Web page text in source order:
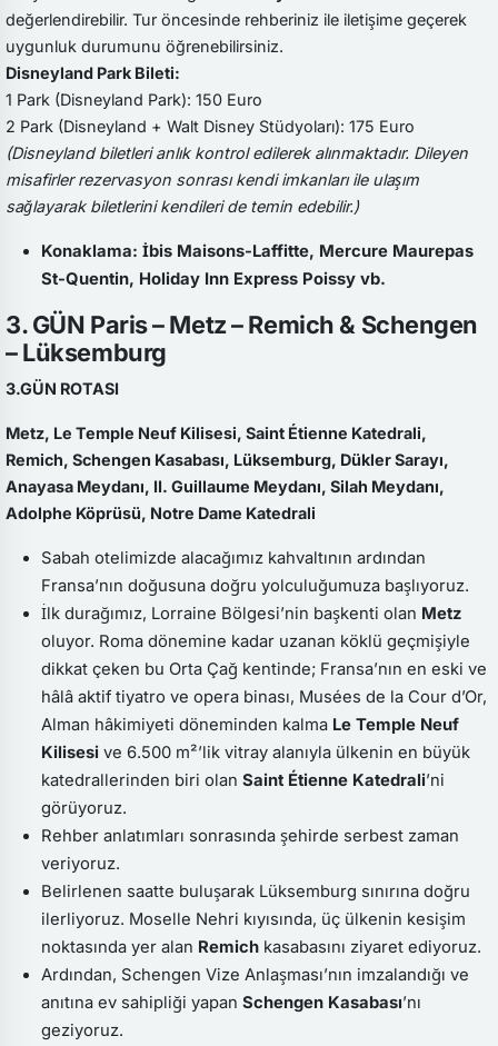
değerlendirebilir. Tur öncesinde rehberiniz ile iletişime geçerek
uygunluk durumunu öğrenebilirsiniz.
Disneyland Park Bileti:
1 Park (Disneyland Park): 150 Euro
2 Park (Disneyland + Walt Disney Stüdyoları): 175 Euro
(Disneyland biletleri anlık kontrol edilerek alınmaktadır. Dileyen
misafirler rezervasyon sonrası kendi imkanları ile ulaşım
sağlayarak biletlerini kendileri de temin edebilir.)
Konaklama: İbis Maisons-Laffitte, Mercure Maurepas
St-Quentin, Holiday Inn Express Poissy vb.
3. GÜN Paris – Metz – Remich & Schengen
– Lüksemburg
3.GÜN ROTASI
Metz, Le Temple Neuf Kilisesi, Saint Étienne Katedrali,
Remich, Schengen Kasabası, Lüksemburg, Dükler Sarayı,
Anayasa Meydanı, II. Guillaume Meydanı, Silah Meydanı,
Adolphe Köprüsü, Notre Dame Katedrali
Sabah otelimizde alacağımız kahvaltının ardından
Fransa’nın doğusuna doğru yolculuğumuza başlıyoruz.
İlk durağımız, Lorraine Bölgesi’nin başkenti olan Metz
oluyor. Roma dönemine kadar uzanan köklü geçmişiyle
dikkat çeken bu Orta Çağ kentinde; Fransa’nın en eski ve
hâlâ aktif tiyatro ve opera binası, Musées de la Cour d’Or,
Alman hâkimiyeti döneminden kalma Le Temple Neuf
Kilisesi ve 6.500 m²’lik vitray alanıyla ülkenin en büyük
katedrallerinden biri olan Saint Étienne Katedrali’ni
görüyoruz.
Rehber anlatımları sonrasında şehirde serbest zaman
veriyoruz.
Belirlenen saatte buluşarak Lüksemburg sınırına doğru
ilerliyoruz. Moselle Nehri kıyısında, üç ülkenin kesişim
noktasında yer alan Remich kasabasını ziyaret ediyoruz.
Ardından, Schengen Vize Anlaşması’nın imzalandığı ve
anıtına ev sahipliği yapan Schengen Kasabası’nı
geziyoruz.